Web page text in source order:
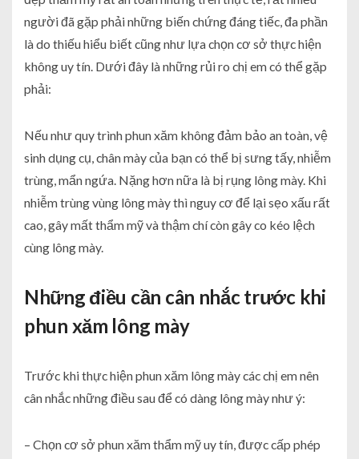
người đã gặp phải những biến chứng đáng tiếc, đa phần
là do thiếu hiểu biết cũng như lựa chọn cơ sở thực hiện
không uy tín. Dưới đây là những rủi ro chị em có thể gặp
phải:
Nếu như quy trình phun xăm không đảm bảo an toàn, vệ
sinh dụng cụ, chân mày của bạn có thể bị sưng tấy, nhiễm
trùng, mẩn ngứa. Nặng hơn nữa là bị rụng lông mày. Khi
nhiễm trùng vùng lông mày thì nguy cơ để lại sẹo xấu rất
cao, gây mất thẩm mỹ và thậm chí còn gây co kéo lệch
cùng lông mày.
Những điều cần cân nhắc trước khi
phun xăm lông mày
Trước khi thực hiện phun xăm lông mày các chị em nên
cân nhắc những điều sau để có dàng lông mày như ý:
– Chọn cơ sở phun xăm thẩm mỹ uy tín, được cấp phép